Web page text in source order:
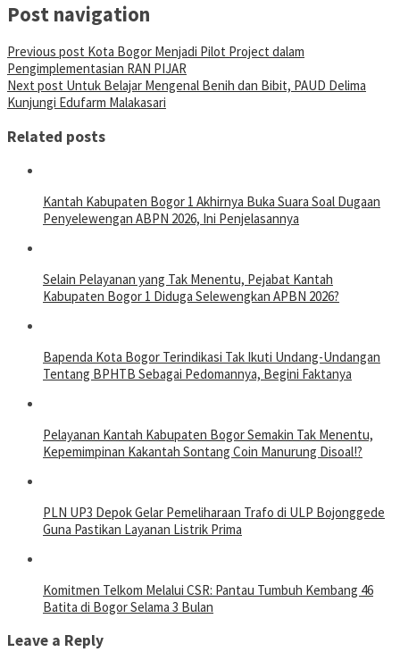
Post navigation
Previous post Kota Bogor Menjadi Pilot Project dalam
Pengimplementasian RAN PIJAR
Next post Untuk Belajar Mengenal Benih dan Bibit, PAUD Delima
Kunjungi Edufarm Malakasari
Related posts
Kantah Kabupaten Bogor 1 Akhirnya Buka Suara Soal Dugaan
Penyelewengan ABPN 2026, Ini Penjelasannya
Selain Pelayanan yang Tak Menentu, Pejabat Kantah
Kabupaten Bogor 1 Diduga Selewengkan APBN 2026?
Bapenda Kota Bogor Terindikasi Tak Ikuti Undang-Undangan
Tentang BPHTB Sebagai Pedomannya, Begini Faktanya
Pelayanan Kantah Kabupaten Bogor Semakin Tak Menentu,
Kepemimpinan Kakantah Sontang Coin Manurung Disoal!?
PLN UP3 Depok Gelar Pemeliharaan Trafo di ULP Bojonggede
Guna Pastikan Layanan Listrik Prima
Komitmen Telkom Melalui CSR: Pantau Tumbuh Kembang 46
Batita di Bogor Selama 3 Bulan
Leave a Reply